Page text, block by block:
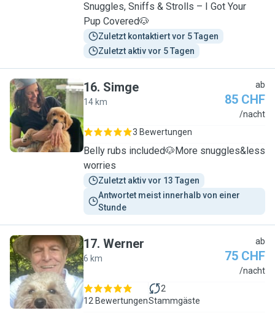
Snuggles, Sniffs & Strolls – I Got Your
Pup Covered🐶
Zuletzt kontaktiert vor 5 Tagen
Zuletzt aktiv vor 5 Tagen
S
16. Simge
14 km
ab
85 CHF
/nacht
3 Bewertungen
Belly rubs included🐶More snuggles&less
worries
Zuletzt aktiv vor 13 Tagen
Antwortet meist innerhalb von einer
Stunde
W
17. Werner
6 km
ab
75 CHF
/nacht
12 Bewertungen
2
Stammgäste